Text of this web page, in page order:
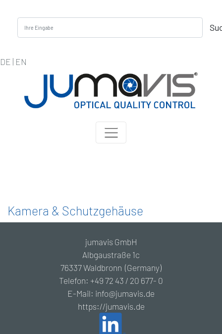
DE | EN
Kamera & Schutzgehäuse
jumavis GmbH
Albgaustraße 1c
76337 Waldbronn (Germany)
Telefon: +49 72 43 / 20 677- 0
E-Mail: info@jumavis.de
https://jumavis.de